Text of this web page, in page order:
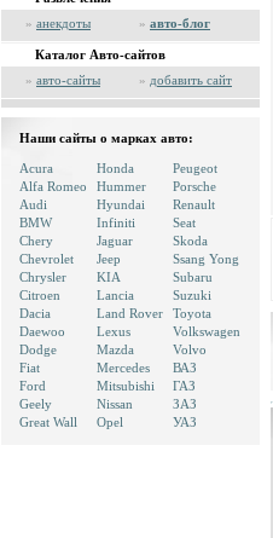
» анекдоты » авто-блог
Каталог Авто-сайтов
» авто-сайты » добавить сайт
Наши сайты о марках авто:
Acura
Alfa Romeo
Audi
BMW
Chery
Chevrolet
Chrysler
Citroen
Dacia
Daewoo
Dodge
Fiat
Ford
Geely
Great Wall
Honda
Hummer
Hyundai
Infiniti
Jaguar
Jeep
KIA
Lancia
Land Rover
Lexus
Mazda
Mercedes
Mitsubishi
Nissan
Opel
Peugeot
Porsche
Renault
Seat
Skoda
Ssang Yong
Subaru
Suzuki
Toyota
Volkswagen
Volvo
ВАЗ
ГАЗ
ЗАЗ
УАЗ